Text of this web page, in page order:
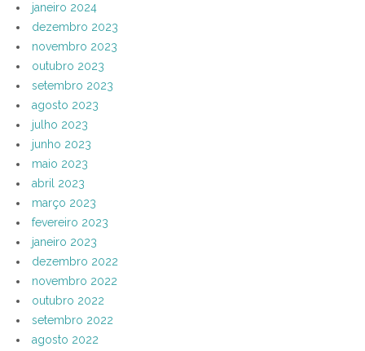
janeiro 2024
dezembro 2023
novembro 2023
outubro 2023
setembro 2023
agosto 2023
julho 2023
junho 2023
maio 2023
abril 2023
março 2023
fevereiro 2023
janeiro 2023
dezembro 2022
novembro 2022
outubro 2022
setembro 2022
agosto 2022